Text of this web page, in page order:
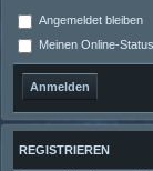
Angemeldet bleiben
Meinen Online-
REGISTRIEREN